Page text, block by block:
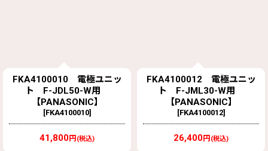
FKA4100010 電極ユニッ
ト F-JDL50-W用
【PANASONIC】
[FKA4100010]
41,800円 (税込)
FKA4100012 電極ユニッ
ト F-JML30-W用
【PANASONIC】
[FKA4100012]
26,400円 (税込)